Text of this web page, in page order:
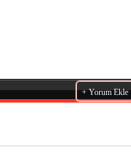
+ Yorum Ekle